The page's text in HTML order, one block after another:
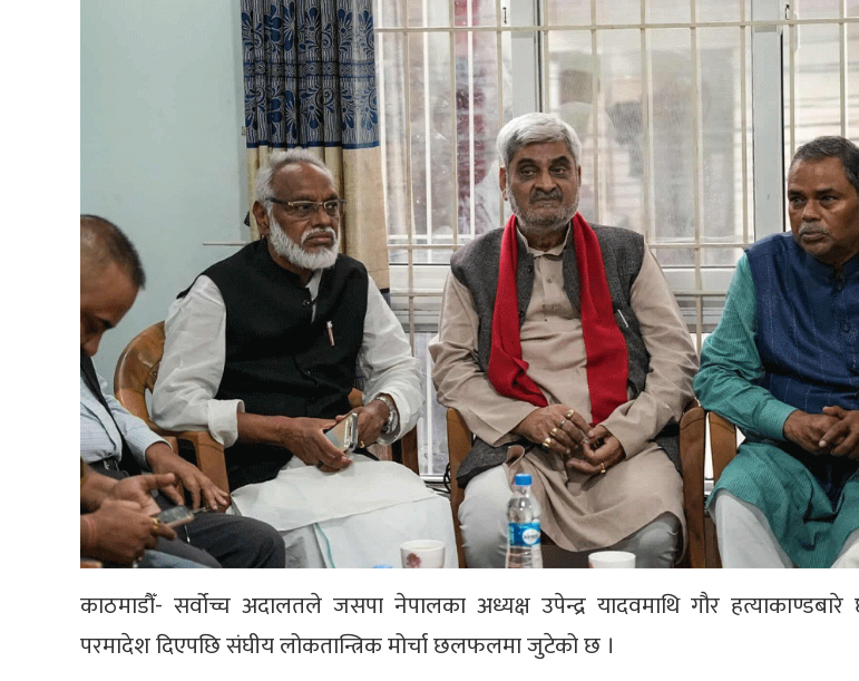
काठमाडौँ- सर्वोच्च अदालतले जसपा नेपालका अध्यक्ष उपेन्द्र यादवमाथि गौर हत्याकाण्डबारे
परमादेश दिएपछि संघीय लोकतान्त्रिक मोर्चा छलफलमा जुटेको छ ।